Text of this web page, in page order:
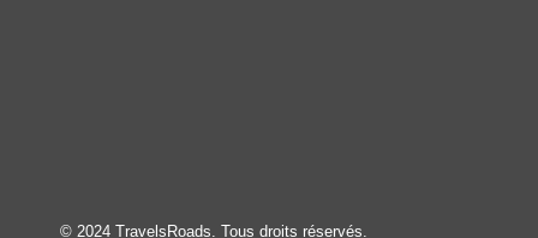
© 2024 TravelsRoads. Tous droits réservés.